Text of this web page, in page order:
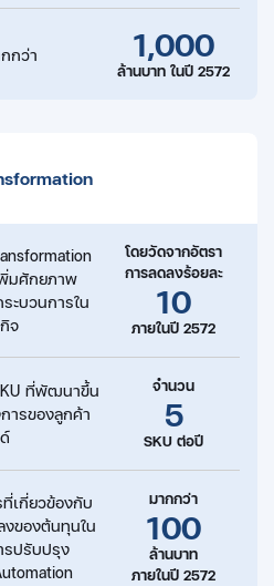
กว่า 1,000
ล้านบาท ในปี 2572
มศักยภาพ
ระบวนการใน
จ
โดยวัดจากอัตรา
การลดลงร้อยละ
10
ภายในปี 2572
ที่พัฒนาขึ้น
ารของลูกค้า
จำนวน
5
SKU ต่อปี
เกี่ยวข้องกับ
ของต้นทุนใน
รปรับปรุง
มากกว่า
100
ล้านบาท
ภายในปี 2572